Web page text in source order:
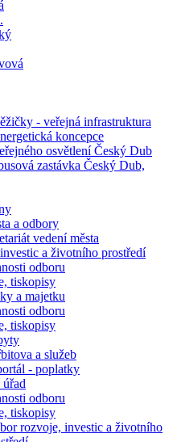
- veřejná infrastruktura
koncepce
osvětlení Český Dub
zastávka Český Dub,
a odbory
vedení města
a životního prostředí
odboru
tiskopisy
a majetku
odboru
tiskopisy
a služeb
- poplatky
odboru
tiskopisy
rozvoje, investic a životního